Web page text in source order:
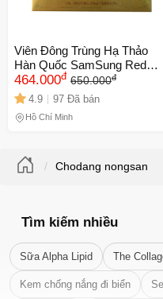
Viên Đông Trùng Hạ Thảo
Hàn Quốc SamSung Red
Gold 100g - Tăng Cường
Sức Khỏe, Hỗ Trợ Chống
Lão Hóa, Giảm Căng Thẳng,
Đặc Biệt Dành Cho Người
464.000đ 650.000đ
4.9 97 Đã bán
Hồ Chí Minh
Chodang nongsan
Tìm kiếm nhiều
Sữa Alpha Lipid The
Kem chống nắng đi biển